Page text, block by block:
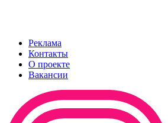
Реклама
Контакты
О проекте
Вакансии